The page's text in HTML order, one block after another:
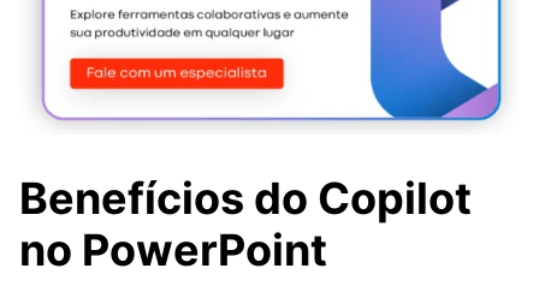
Benefícios do Copilot
no PowerPoint